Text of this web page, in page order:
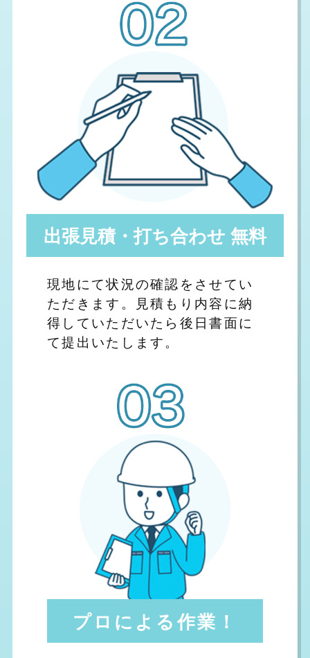
出張見積・打ち合わせ 無料
現地にて状況の確認をさせてい
ただきます。見積もり内容に納
得していただいたら後日書面に
て提出いたします。
プロによる作業！